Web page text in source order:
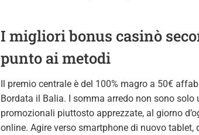
I migliori bonus casinò
punto ai metodi
Il premio centrale è del 100% magro a 50€
Bordata il Balia. I somma arredo non sono
promozionali piuttosto apprezzate, al giorno
online. Agire verso smartphone di nuovo